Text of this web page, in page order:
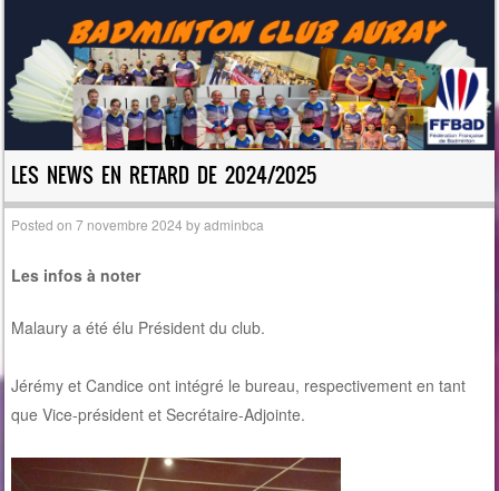
LES NEWS EN RETARD DE 2024/2025
Posted on7 novembre 2024 byadminbca
Les infos à noter
Malaury a été élu Président du club.
Jérémy et Candice ont intégré le bureau, respectivement en tant
que Vice-président et Secrétaire-Adjointe.